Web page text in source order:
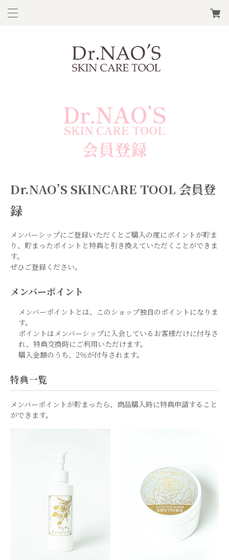
Dr.NAO’S SKINCARE TOOL 会員登
録
メンバーシップにご登録いただくとご購入の度にポイントが貯ま
り、貯まったポイントと特典と引き換えていただくことができま
す。
ぜひご登録ください。
メンバーポイント
メンバーポイントとは、このショップ独自のポイントになりま
す。
ポイントはメンバーシップに入会しているお客様だけに付与さ
れ、特典交換時にご利用いただけます。
購入金額のうち、2％が付与されます。
特典一覧
メンバーポイントが貯まったら、商品購入時に特典申請すること
ができます。